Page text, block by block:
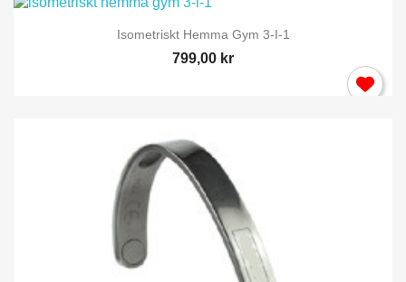
Isometriskt Hemma Gym 3-I-1
799,00 kr